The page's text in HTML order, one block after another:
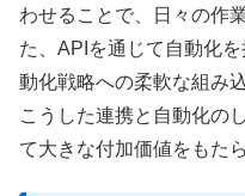
わせることで、日々の作
た、APIを通じて自動化
動化戦略への柔軟な組み
こうした連携と自動化の
て大きな付加価値をもた